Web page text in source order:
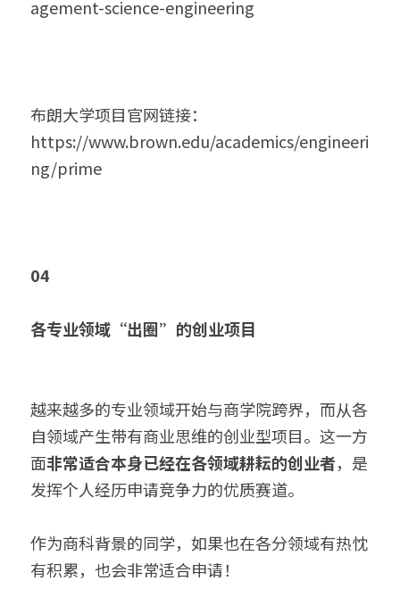
agement-science-engineering
布朗大学项目官网链接：
https://www.brown.edu/academics/engineeri
ng/prime
04
各专业领域“出圈”的创业项目
越来越多的专业领域开始与商学院跨界，而从各
自领域产生带有商业思维的创业型项目。这一方
面非常适合本身已经在各领域耕耘的创业者，是
发挥个人经历申请竞争力的优质赛道。
作为商科背景的同学，如果也在各分领域有热忱
有积累，也会非常适合申请！